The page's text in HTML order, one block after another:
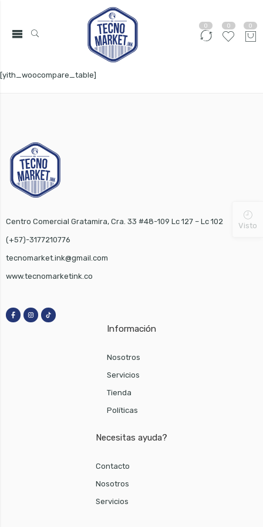
0 0 0
[yith_woocompare_table]
Centro Comercial Gratamira, Cra. 33 #48-109 Lc 127 – Lc 102
(+57)-3177210776
tecnomarket.ink@gmail.com
www.tecnomarketink.co
Información
Nosotros
Servicios
Tienda
Políticas
Necesitas ayuda?
Contacto
Nosotros
Servicios
Visto